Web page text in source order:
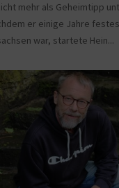
mehr als Geheimtipp
er einige Jahre
war, startete Hein...